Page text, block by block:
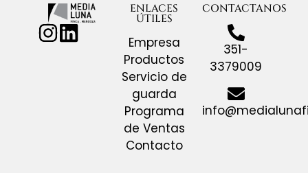
ENLACES
ÚTILES
Empresa
Productos
Servicio de
guarda
Programa
de Ventas
Contacto
CONTACTANOS
351-
3379009